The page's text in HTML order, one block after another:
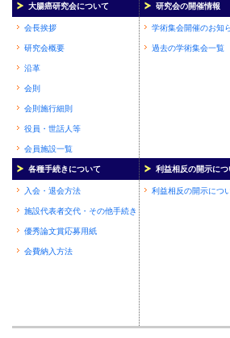
大腸癌研究会について 研究会の開催情報
会長挨拶
研究会概要
沿革
会則
会則施行細則
役員・世話人等
会員施設一覧
学術集会開催のお知
過去の学術集会一覧
各種手続きについて 利益相反の開示につ
入会・退会方法
施設代表者交代・その他手続き
優秀論文賞応募用紙
会費納入方法
利益相反の開示につ